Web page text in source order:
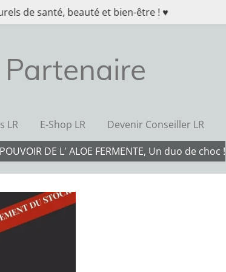
de santé, beauté et bien-être ! ♥
LR E-Shop LR
Devenir Conseiller LR
DE L' ALOE FERMENTE, Un duo de choc !